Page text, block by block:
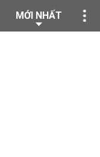
MỚI NHẤT